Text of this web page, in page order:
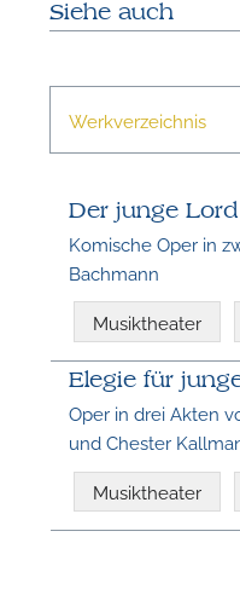
Siehe auch
Werkverzeichnis
Der junge Lord
Komische Oper in
Bachmann
Musiktheater
Elegie für
Oper in drei Akten
und Chester
Musiktheater